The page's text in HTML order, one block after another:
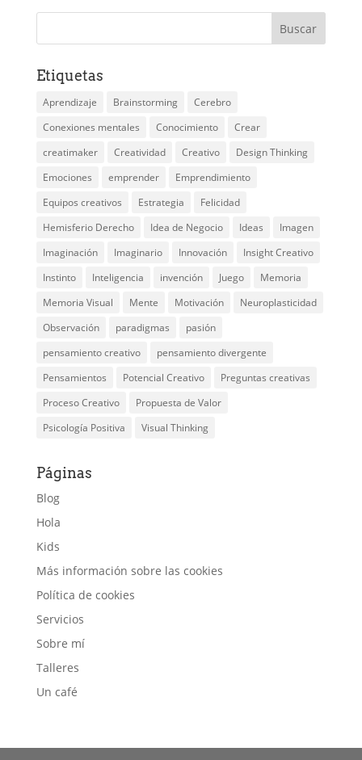
Etiquetas
Aprendizaje Brainstorming
Cerebro
Conexiones mentales
Conocimiento
Crear
creatimaker
Creatividad Creativo
Design Thinking
Emociones
emprender
Emprendimiento
Equipos creativos
Estrategia
Felicidad
Hemisferio Derecho
Idea de Negocio Ideas
Imagen
Imaginación
Imaginario Innovación
Insight Creativo
Instinto
Inteligencia invención Juego
Memoria
Memoria Visual
Mente Motivación
Neuroplasticidad
Observación
paradigmas
pasión
pensamiento creativo
pensamiento divergente
Pensamientos
Potencial Creativo
Preguntas creativas
Proceso Creativo
Propuesta de Valor
Psicología Positiva
Visual Thinking
Páginas
Blog
Hola
Kids
Más información sobre las cookies
Política de cookies
Servicios
Sobre mí
Talleres
Un café